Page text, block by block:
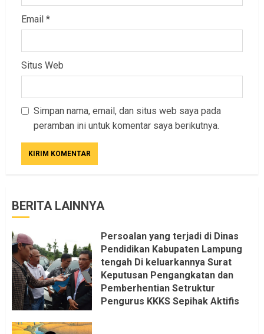
Email *
Situs Web
Simpan nama, email, dan situs web saya pada
peramban ini untuk komentar saya berikutnya.
BERITA LAINNYA
Persoalan yang terjadi di Dinas
Pendidikan Kabupaten Lampung
tengah Di keluarkannya Surat
Keputusan Pengangkatan dan
Pemberhentian Setruktur
Pengurus KKKS Sepihak Aktifis